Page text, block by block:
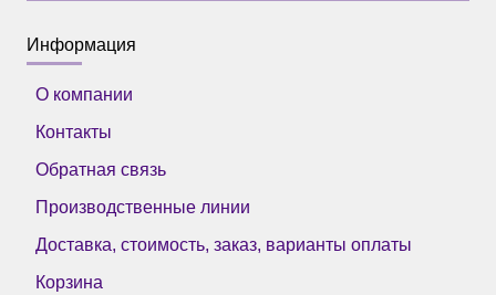
Информация
О компании
Контакты
Обратная связь
Производственные линии
Доставка, стоимость, заказ, варианты оплаты
Корзина